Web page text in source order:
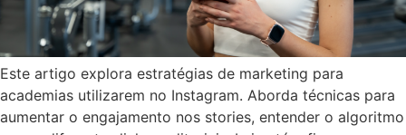
Este artigo explora estratégias de marketing para
academias utilizarem no Instagram. Aborda técnicas para
aumentar o engajamento nos stories, entender o algoritmo